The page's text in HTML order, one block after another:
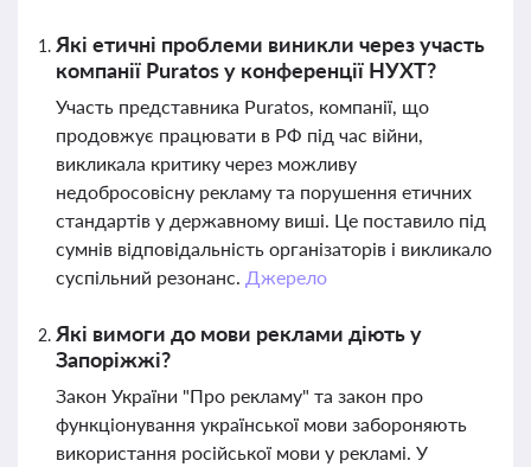
Які етичні проблеми виникли через участь
компанії Puratos у конференції НУХТ?
Участь представника Puratos, компанії, що
продовжує працювати в РФ під час війни,
викликала критику через можливу
недобросовісну рекламу та порушення етичних
стандартів у державному виші. Це поставило під
сумнів відповідальність організаторів і викликало
суспільний резонанс. Джерело
Які вимоги до мови реклами діють у
Запоріжжі?
Закон України "Про рекламу" та закон про
функціонування української мови забороняють
використання російської мови у рекламі. У